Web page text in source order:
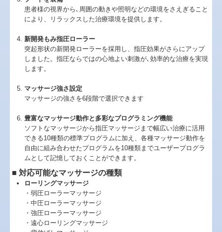
患者様の視界から､周囲の動きや照明などの環境をさえぎること
により、リラックスした治療環境を提供します。
新開発もみ指圧ローラー
突起形状の新開発ローラーを採用し、指圧効果がさらにアップ
しました。指圧ならではの心地よい刺激が､効率的な治療を実現
します。
マッサージ強さ設定
マッサージの強さを6段階で選択できます
豊富なマッサージ動作と多彩なプログラミング機能
ソフトなマッサージから指圧マッサージまで幅広い治療に活用
できる10種類の標準プログラムに加え、各種マッサージ動作を
自由に組み合わせたプログラムを10種類までユーザープログラ
ムとして記憶しておくことができます。
■ 対応可能なマッサージの種類
ローリングマッサージ
・弱圧ローラーマッサージ
・中圧ローラーマッサージ
・強圧ローラーマッサージ
・遠心ローリングマッサージ